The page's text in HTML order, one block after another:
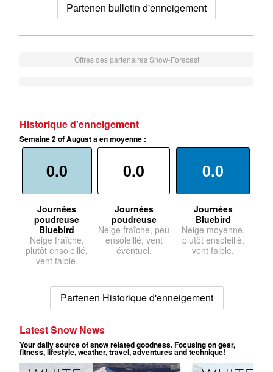
Partenen bulletin d'enneigement
Offres des partenaires Snow-Forecast
Historique d'enneigement
Semaine 2 of August a en moyenne :
0.0
Journées
poudreuse
Bluebird
Neige fraîche,
plutôt ensoleillé,
vent faible.
0.0
Journées
poudreuse
Neige fraîche, peu
ensoleillé, vent
éventuel.
0.0
Journées
Bluebird
Neige moyenne,
plutôt ensoleillé,
vent faible.
Partenen Historique d'enneigement